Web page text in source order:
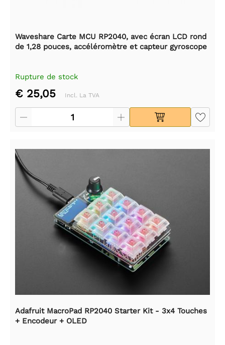
Waveshare Carte MCU RP2040, avec écran LCD rond
de 1,28 pouces, accéléromètre et capteur gyroscope
Rupture de stock
€ 25,05 Incl. La TVA
Adafruit MacroPad RP2040 Starter Kit - 3x4 Touches
+ Encodeur + OLED